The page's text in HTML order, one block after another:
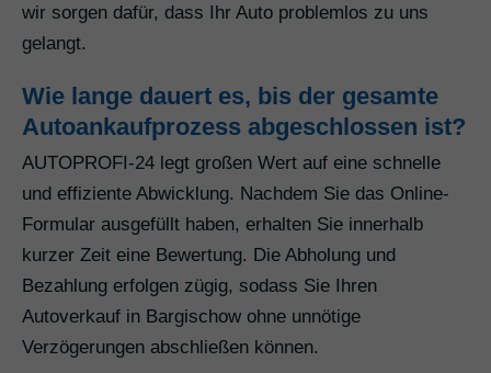
wir sorgen dafür, dass Ihr Auto problemlos zu uns
gelangt.
Wie lange dauert es, bis der gesamte
Autoankaufprozess abgeschlossen ist?
AUTOPROFI-24 legt großen Wert auf eine schnelle
und effiziente Abwicklung. Nachdem Sie das Online-
Formular ausgefüllt haben, erhalten Sie innerhalb
kurzer Zeit eine Bewertung. Die Abholung und
Bezahlung erfolgen zügig, sodass Sie Ihren
Autoverkauf in Bargischow ohne unnötige
Verzögerungen abschließen können.